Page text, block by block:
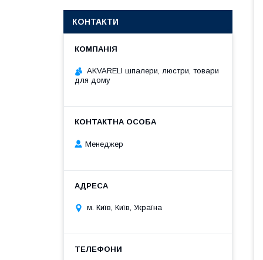
КОНТАКТИ
AKVARELI шпалери, люстри, товари
для дому
Менеджер
м. Київ, Київ, Україна